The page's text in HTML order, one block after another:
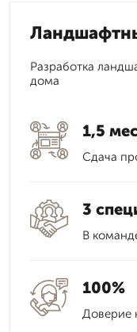
Разработка
дома
1,5
Сдача
3
В
100%
Доверие